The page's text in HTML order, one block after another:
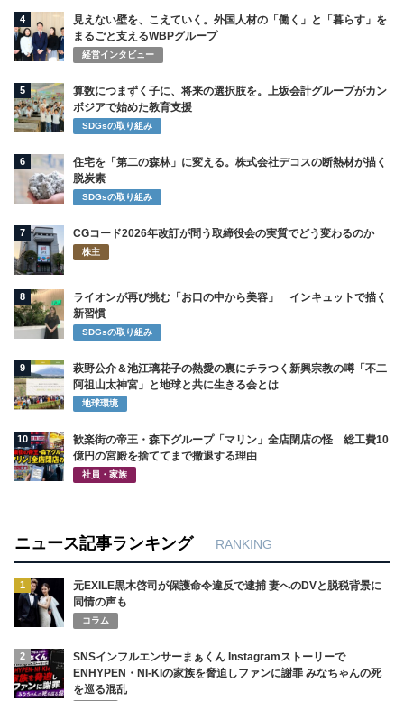
4
見えない壁を、こえていく。外国人材の「働く」と「暮らす」を
まるごと支えるWBPグループ
経営インタビュー
5
算数につまずく子に、将来の選択肢を。上坂会計グループがカン
ボジアで始めた教育支援
SDGsの取り組み
6
住宅を「第二の森林」に変える。株式会社デコスの断熱材が描く
脱炭素
SDGsの取り組み
7 CGコード2026年改訂が問う取締役会の実質でどう変わるのか
株主
8
ライオンが再び挑む「お口の中から美容」 インキュットで描く
新習慣
SDGsの取り組み
9
萩野公介＆池江璃花子の熱愛の裏にチラつく新興宗教の噂「不二
阿祖山太神宮」と地球と共に生きる会とは
地球環境
10
歓楽街の帝王・森下グループ「マリン」全店閉店の怪 総工費10
億円の宮殿を捨ててまで撤退する理由
社員・家族
ニュース記事ランキング RANKING
1
元EXILE黒木啓司が保護命令違反で逮捕 妻へのDVと脱税背景に
同情の声も
コラム
2
SNSインフルエンサーまぁくん Instagramストーリーで
ENHYPEN・NI-KIの家族を脅迫しファンに謝罪 みなちゃんの死
を巡る混乱